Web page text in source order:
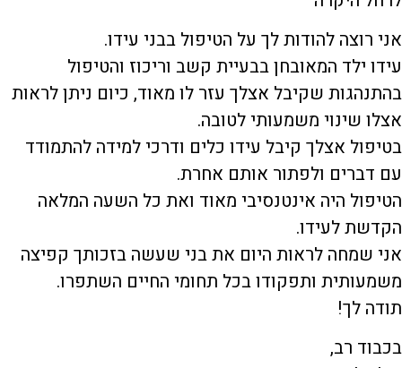
אני רוצה להודות לך על הטיפול בבני עידו.
עידו ילד המאובחן בבעיית קשב וריכוז והטיפול
בהתנהגות שקיבל אצלך עזר לו מאוד, כיום ניתן לראות
אצלו שינוי משמעותי לטובה.
בטיפול אצלך קיבל עידו כלים ודרכי למידה להתמודד
עם דברים ולפתור אותם אחרת.
הטיפול היה אינטנסיבי מאוד ואת כל השעה המלאה
הקדשת לעידו.
אני שמחה לראות היום את בני שעשה בזכותך קפיצה
משמעותית ותפקודו בכל תחומי החיים השתפרו.
תודה לך!
בכבוד רב,